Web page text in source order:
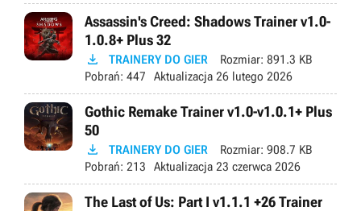
Assassin's Creed: Shadows Trainer v1.0-
1.0.8+ Plus 32
 TRAINERY DO GIER Rozmiar: 891.3 KB
Pobrań: 447 Aktualizacja 26 lutego 2026
Gothic Remake Trainer v1.0-v1.0.1+ Plus
50
 TRAINERY DO GIER Rozmiar: 908.7 KB
Pobrań: 213 Aktualizacja 23 czerwca 2026
The Last of Us: Part I v1.1.1 +26 Trainer